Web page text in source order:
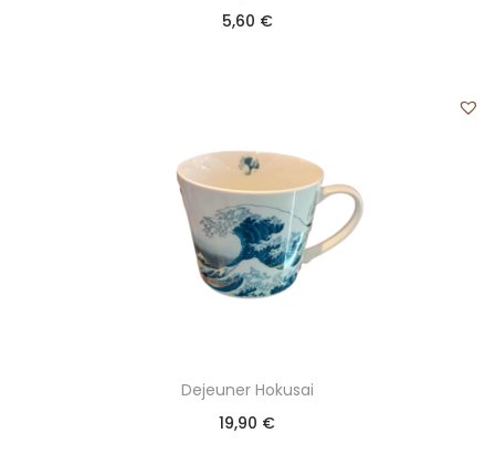
5,60 €
Dejeuner Hokusai
19,90 €